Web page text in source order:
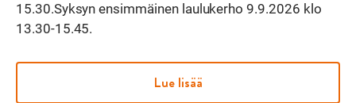
15.30.Syksyn ensimmäinen laulukerho 9.9.2026 klo
13.30-15.45.
Lue lisää